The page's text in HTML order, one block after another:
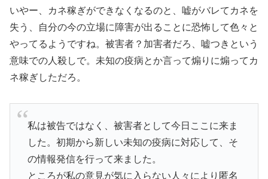
いやー、カネ稼ぎができなくなるのと、嘘がバレてカネを
失う、自分の今の立場に障害が出ることに恐怖して色々と
やってるようですね。被害者？加害者だろ、嘘つきという
意味での人殺しで。未知の疫病とか言って煽りに煽ってカ
ネ稼ぎしただろ。
私は被告ではなく、被害者として今日ここに来ま
した。初期から新しい未知の疫病に対応して、そ
の情報発信を行って来ました。
ところが私の意見が気に入らない人々により匿名